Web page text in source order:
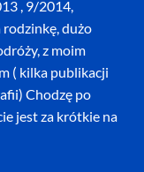
, 9/2014,
dużo
z moim
( kilka publikacji
Chodzę po
jest za krótkie na